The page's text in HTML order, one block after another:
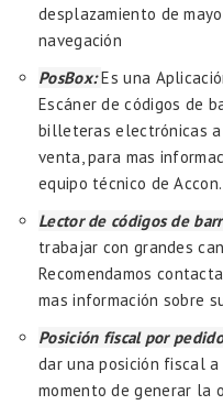
desplazamiento de
navegación
PosBox: Es una
Escáner de códigos de
billeteras electrónicas
venta, para mas
equipo técnico de Accon.
Lector de códigos de
trabajar con grandes
Recomendamos
mas información sobre
Posición fiscal por
dar una posición fiscal
momento de generar la